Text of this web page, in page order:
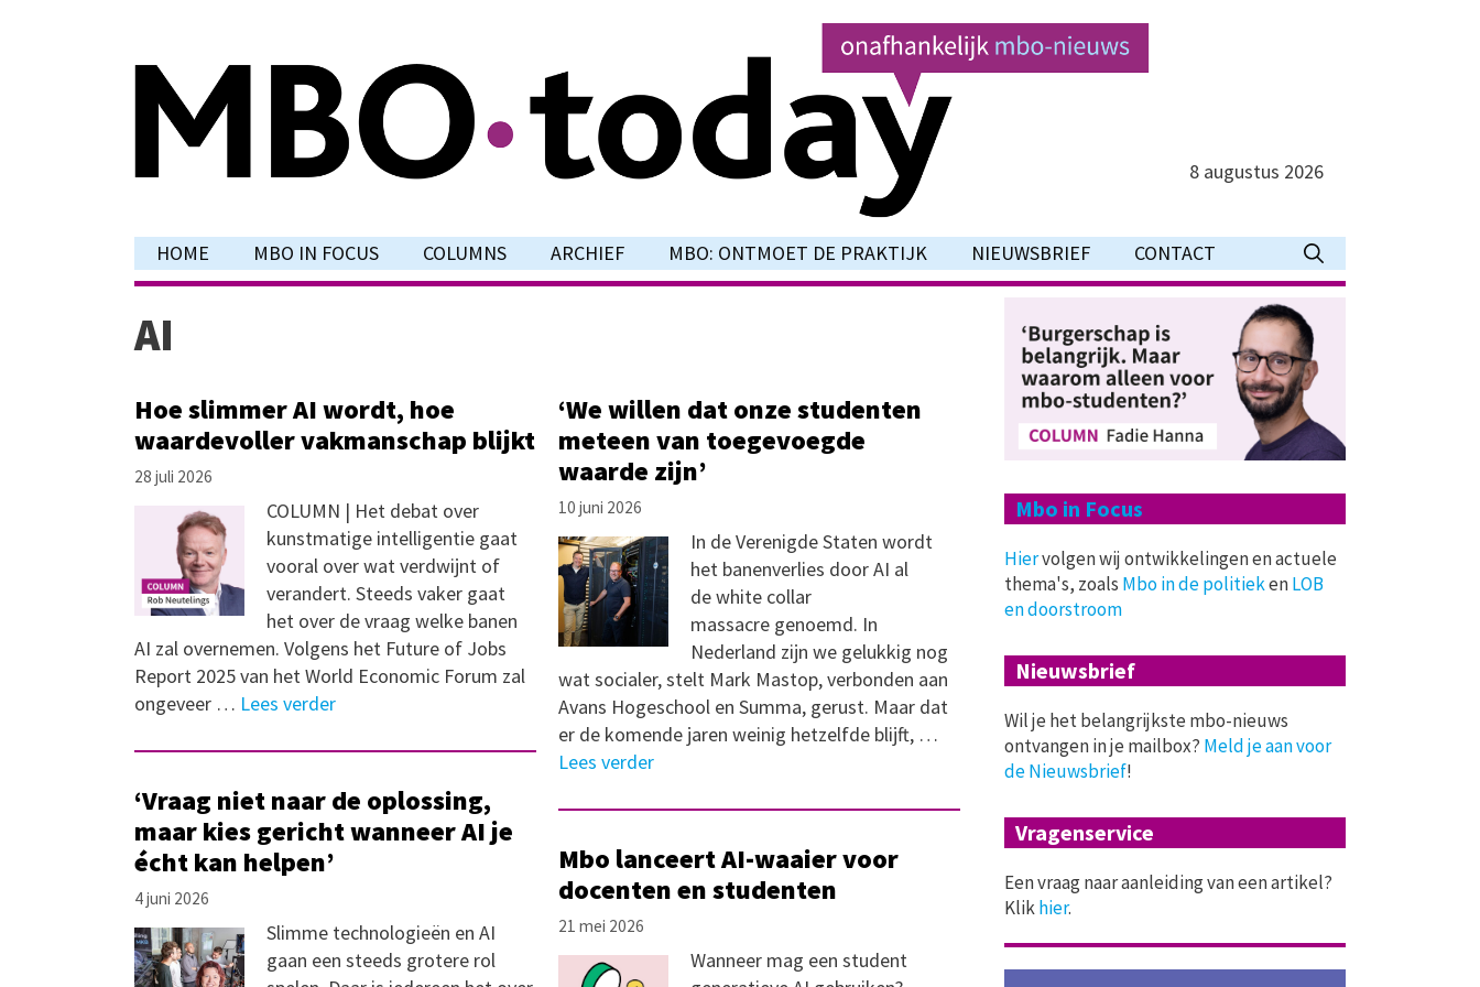
8 augustus 2026
HOME MBO IN FOCUS COLUMNS ARCHIEF MBO: ONTMOET DE PRAKTIJK NIEUWSBRIEF CONTACT
AI
Hoe slimmer AI wordt, hoe
waardevoller vakmanschap blijkt
28 juli 2026
COLUMN | Het debat over
kunstmatige intelligentie gaat
vooral over wat verdwijnt of
verandert. Steeds vaker gaat
het over de vraag welke banen
AI zal overnemen. Volgens het Future of Jobs
Report 2025 van het World Economic Forum zal
ongeveer … Lees verder
‘We willen dat onze studenten
meteen van toegevoegde
waarde zijn’
10 juni 2026
In de Verenigde Staten wordt
het banenverlies door AI al
de white collar
massacre genoemd. In
Nederland zijn we gelukkig nog
wat socialer, stelt Mark Mastop, verbonden aan
Avans Hogeschool en Summa, gerust. Maar dat
er de komende jaren weinig hetzelfde blijft, …
Lees verder
‘Vraag niet naar de oplossing,
maar kies gericht wanneer AI je
écht kan helpen’
4 juni 2026
Slimme technologieën en AI
gaan een steeds grotere rol
Mbo lanceert AI-waaier voor
docenten en studenten
21 mei 2026
Wanneer mag een student
Mbo in Focus
Hiervolgen wij ontwikkelingen en actuele
thema's, zoals Mbo in de politiekenLOB
en doorstroom
Nieuwsbrief
Wil je het belangrijkste mbo-nieuws
ontvangen in je mailbox? Meld je aan voor
de Nieuwsbrief!
Vragenservice
Een vraag naar aanleiding van een artikel?
Klikhier.